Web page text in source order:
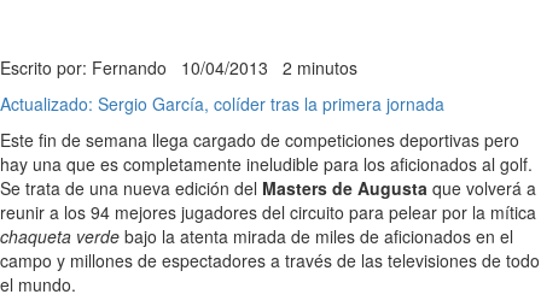
Escrito por: Fernando 10/04/2013 2 minutos
Actualizado: Sergio García, colíder tras la primera jornada
Este fin de semana llega cargado de competiciones deportivas pero
hay una que es completamente ineludible para los aficionados al golf.
Se trata de una nueva edición del Masters de Augusta que volverá a
reunir a los 94 mejores jugadores del circuito para pelear por la mítica
chaqueta verde bajo la atenta mirada de miles de aficionados en el
campo y millones de espectadores a través de las televisiones de todo
el mundo.